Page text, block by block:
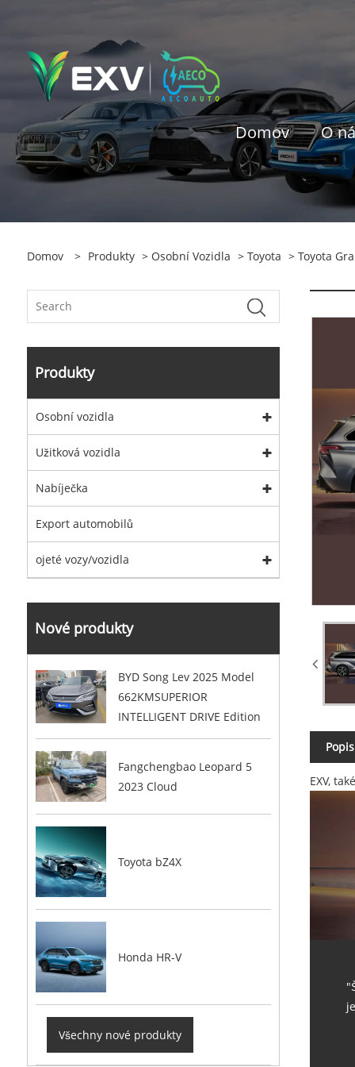
Domov O
Domov > Produkty > Osobní Vozidla > Toyota > Toyota
Produkty
Osobní vozidla
Užitková vozidla
Nabíječka
Export automobilů
ojeté vozy/vozidla
Nové produkty
BYD Song Lev 2025 Model
662KMSUPERIOR
INTELLIGENT DRIVE Edition
Fangchengbao Leopard 5
2023 Cloud
Toyota bZ4X
Honda HR-V
Všechny nové produkty
EXV,